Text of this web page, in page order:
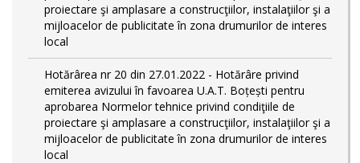
proiectare şi amplasare a construcţiilor, instalaţiilor şi a
mijloacelor de publicitate în zona drumurilor de interes
local
Hotărârea nr 20 din 27.01.2022 - Hotărâre privind
emiterea avizului în favoarea U.A.T. Boțești pentru
aprobarea Normelor tehnice privind condiţiile de
proiectare şi amplasare a construcţiilor, instalaţiilor şi a
mijloacelor de publicitate în zona drumurilor de interes
local